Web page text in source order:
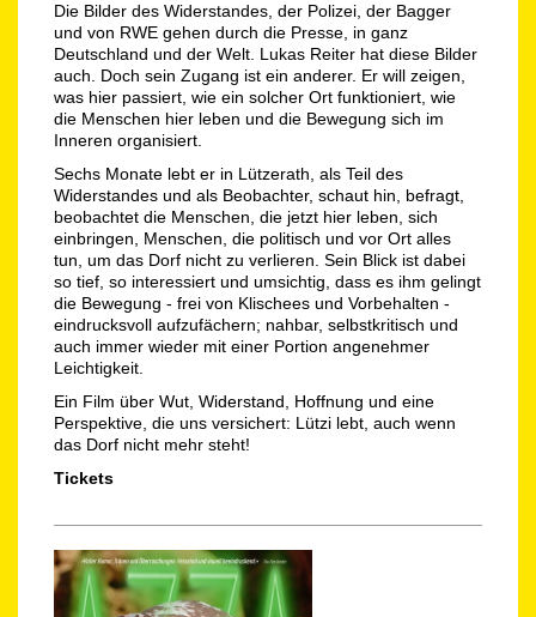
Die Bilder des Widerstandes, der Polizei, der Bagger
und von RWE gehen durch die Presse, in ganz
Deutschland und der Welt. Lukas Reiter hat diese Bilder
auch. Doch sein Zugang ist ein anderer. Er will zeigen,
was hier passiert, wie ein solcher Ort funktioniert, wie
die Menschen hier leben und die Bewegung sich im
Inneren organisiert.
Sechs Monate lebt er in Lützerath, als Teil des
Widerstandes und als Beobachter, schaut hin, befragt,
beobachtet die Menschen, die jetzt hier leben, sich
einbringen, Menschen, die politisch und vor Ort alles
tun, um das Dorf nicht zu verlieren. Sein Blick ist dabei
so tief, so interessiert und umsichtig, dass es ihm gelingt
die Bewegung - frei von Klischees und Vorbehalten -
eindrucksvoll aufzufächern; nahbar, selbstkritisch und
auch immer wieder mit einer Portion angenehmer
Leichtigkeit.
Ein Film über Wut, Widerstand, Hoffnung und eine
Perspektive, die uns versichert: Lützi lebt, auch wenn
das Dorf nicht mehr steht!
Tickets